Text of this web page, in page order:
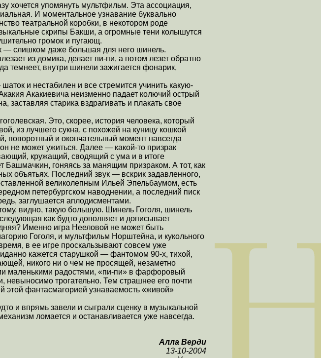
хочется упомянуть мультфильм. Эта ассоциация,
И моментальное узнавание буквально
театральной коробки, в некотором роде
скрипы Бакши, а огромные тени колышутся
громок и пугающ.
— слишком даже большая для него шинель.
из домика, делает пи-пи, а потом лезет обратно
темнеет, внутри шинели зажигается фонарик,
и нестабилен и все стремится учинить какую-
Акакиевича неизменно падает колючий острый
заставляя старика вздрагивать и плакать свое
Это, скорее, история человека, который
из лучшего сукна, с похожей на куницу кошкой
поворотный и окончательный момент навсегда
не может ужиться. Далее — какой-то призрак
кружащий, сводящий с ума и в итоге
гоняясь за манящим призраком. А тот, как
объятьях. Последний звук — вскрик задавленного,
великолепным Ильей Эпельбаумом, есть
петербургском наводнении, а последний писк
заглушается аплодисментами.
видно, такую большую. Шинель Гоголя, шинель
как будто дополняет и дописывает
Именно игра Нееловой не может быть
Гоголя, и мультфильм Норштейна, и кукольного
в ее игре проскальзывают совсем уже
кажется старушкой — фантомом 90-х, тихой,
никого ни о чем не просящей, незаметно
маленькими радостями, «пи-пи» в фарфоровый
трогательно. Тем страшнее его почти
этой фантасмагорией узнаваемость «живой»
и впрямь завели и сыграли сценку в музыкальной
ломается и останавливается уже навсегда.
Алла Верди
13-10-2004